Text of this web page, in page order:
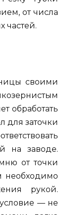
от числа
частей.
своими
обработать
для заточки
на заводе.
от точки
необходимо
рукой.
— не